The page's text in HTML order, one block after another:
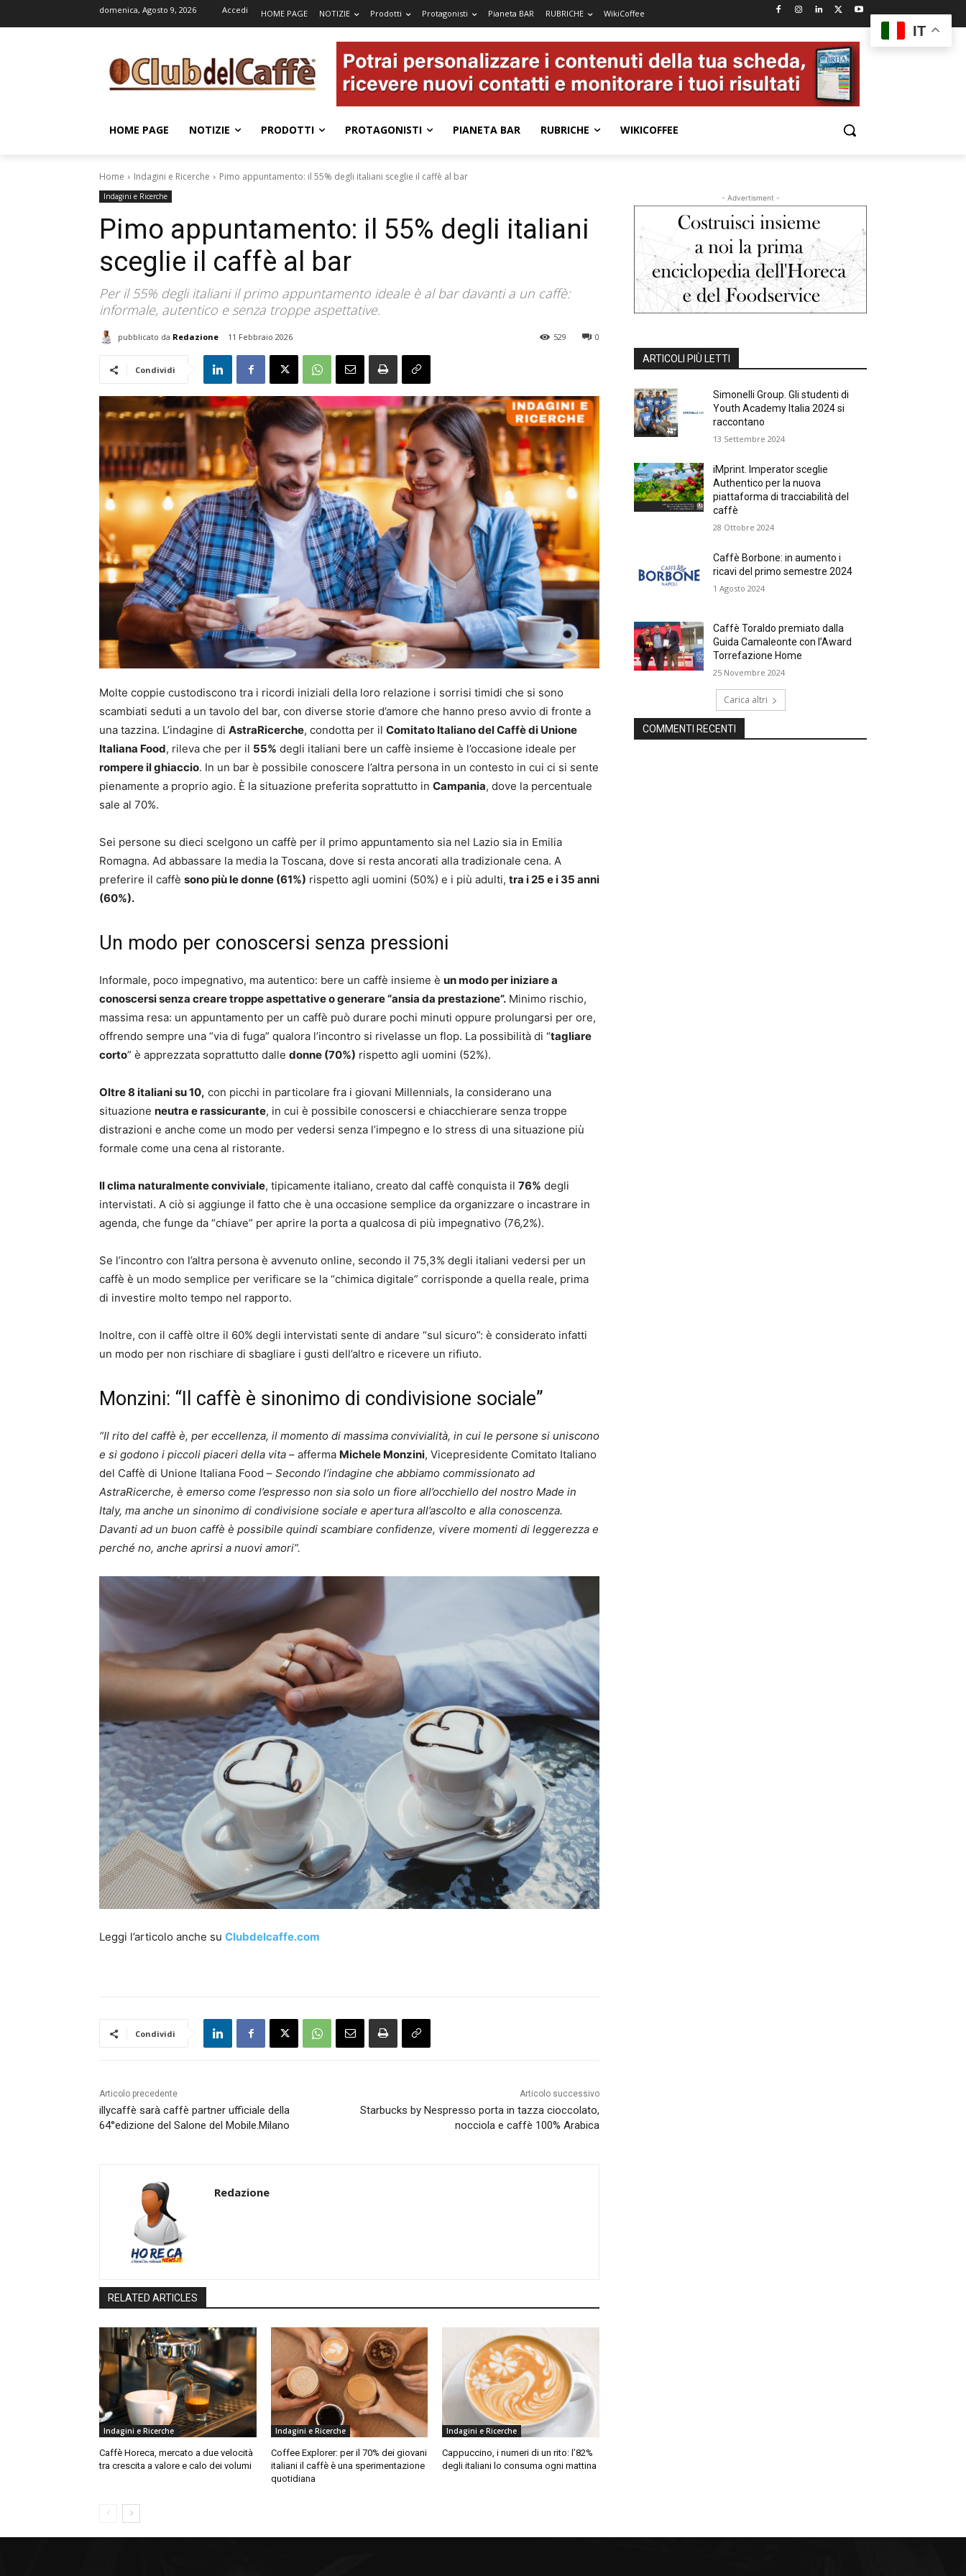
domenica, Agosto 9, 2026 Accedi HOME PAGE NOTIZIE Prodotti Protagonisti Pianeta BAR RUBRICHE WikiCoffee
HOME PAGE NOTIZIE PRODOTTI PROTAGONISTI PIANETA BAR RUBRICHE WIKICOFFEE
Home Indagini e Ricerche Pimo appuntamento: il 55% degli italiani sceglie il caffè al bar
Indagini e Ricerche
Pimo appuntamento: il 55% degli italiani
sceglie il caffè al bar
Per il 55% degli italiani il primo appuntamento ideale è al bar davanti a un caffè:
informale, autentico e senza troppe aspettative.
pubblicato da Redazione 11 Febbraio 2026 0
529
Condividi
Molte coppie custodiscono tra i ricordi iniziali della loro relazione i sorrisi timidi che si sono
scambiati seduti a un tavolo del bar, con diverse storie d’amore che hanno preso avvio di fronte a
una tazzina. L’indagine di AstraRicerche, condotta per il Comitato Italiano del Caffè di Unione
Italiana Food, rileva che per il 55% degli italiani bere un caffè insieme è l’occasione ideale per
rompere il ghiaccio. In un bar è possibile conoscere l’altra persona in un contesto in cui ci si sente
pienamente a proprio agio. È la situazione preferita soprattutto in Campania, dove la percentuale
sale al 70%.
Sei persone su dieci scelgono un caffè per il primo appuntamento sia nel Lazio sia in Emilia
Romagna. Ad abbassare la media la Toscana, dove si resta ancorati alla tradizionale cena. A
preferire il caffè sono più le donne (61%) rispetto agli uomini (50%) e i più adulti, tra i 25 e i 35 anni
(60%).
Un modo per conoscersi senza pressioni
Informale, poco impegnativo, ma autentico: bere un caffè insieme è un modo per iniziare a
conoscersi senza creare troppe aspettative o generare “ansia da prestazione”. Minimo rischio,
massima resa: un appuntamento per un caffè può durare pochi minuti oppure prolungarsi per ore,
offrendo sempre una “via di fuga” qualora l’incontro si rivelasse un flop. La possibilità di “tagliare
corto” è apprezzata soprattutto dalle donne (70%) rispetto agli uomini (52%).
Oltre 8 italiani su 10, con picchi in particolare fra i giovani Millennials, la considerano una
situazione neutra e rassicurante, in cui è possibile conoscersi e chiacchierare senza troppe
distrazioni e anche come un modo per vedersi senza l’impegno e lo stress di una situazione più
formale come una cena al ristorante.
Il clima naturalmente conviviale, tipicamente italiano, creato dal caffè conquista il 76% degli
intervistati. A ciò si aggiunge il fatto che è una occasione semplice da organizzare o incastrare in
agenda, che funge da “chiave” per aprire la porta a qualcosa di più impegnativo (76,2%).
Se l’incontro con l’altra persona è avvenuto online, secondo il 75,3% degli italiani vedersi per un
caffè è un modo semplice per verificare se la “chimica digitale” corrisponde a quella reale, prima
di investire molto tempo nel rapporto.
Inoltre, con il caffè oltre il 60% degli intervistati sente di andare “sul sicuro”: è considerato infatti
un modo per non rischiare di sbagliare i gusti dell’altro e ricevere un rifiuto.
Monzini: “Il caffè è sinonimo di condivisione sociale”
“Il rito del caffè è, per eccellenza, il momento di massima convivialità, in cui le persone si uniscono
e si godono i piccoli piaceri della vita – afferma Michele Monzini, Vicepresidente Comitato Italiano
del Caffè di Unione Italiana Food – Secondo l’indagine che abbiamo commissionato ad
AstraRicerche, è emerso come l’espresso non sia solo un fiore all’occhiello del nostro Made in
Italy, ma anche un sinonimo di condivisione sociale e apertura all’ascolto e alla conoscenza.
Davanti ad un buon caffè è possibile quindi scambiare confidenze, vivere momenti di leggerezza e
perché no, anche aprirsi a nuovi amori”.
Leggi l’articolo anche su Clubdelcaffe.com
Condividi
Articolo precedente
illycaffè sarà caffè partner ufficiale della
64°edizione del Salone del Mobile.Milano
Articolo successivo
Starbucks by Nespresso porta in tazza cioccolato,
nocciola e caffè 100% Arabica
Redazione
RELATED ARTICLES
Indagini e Ricerche
Caffè Horeca, mercato a due velocità
tra crescita a valore e calo dei volumi
Indagini e Ricerche
Coffee Explorer: per il 70% dei giovani
italiani il caffè è una sperimentazione
quotidiana
Indagini e Ricerche
Cappuccino, i numeri di un rito: l’82%
degli italiani lo consuma ogni mattina
- Advertisment -
ARTICOLI PIÙ LETTI
Simonelli Group. Gli studenti di
Youth Academy Italia 2024 si
raccontano
13 Settembre 2024
iMprint. Imperator sceglie
Authentico per la nuova
piattaforma di tracciabilità del
caffè
28 Ottobre 2024
Caffè Borbone: in aumento i
ricavi del primo semestre 2024
1 Agosto 2024
Caffè Toraldo premiato dalla
Guida Camaleonte con l’Award
Torrefazione Home
25 Novembre 2024
Carica altri
COMMENTI RECENTI
IT